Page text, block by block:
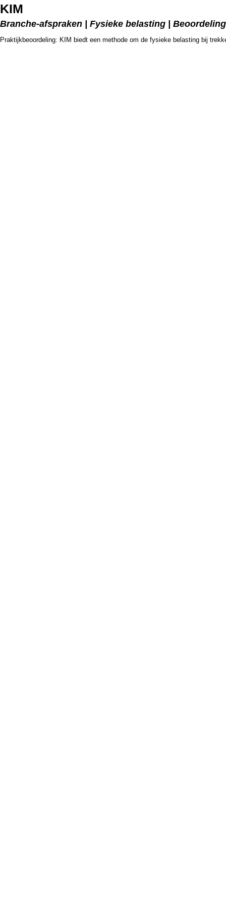
KIM
Branche-afspraken | Fysieke belasting |
Praktijkbeoordeling: KIM biedt een methode om de fysieke belasting bij